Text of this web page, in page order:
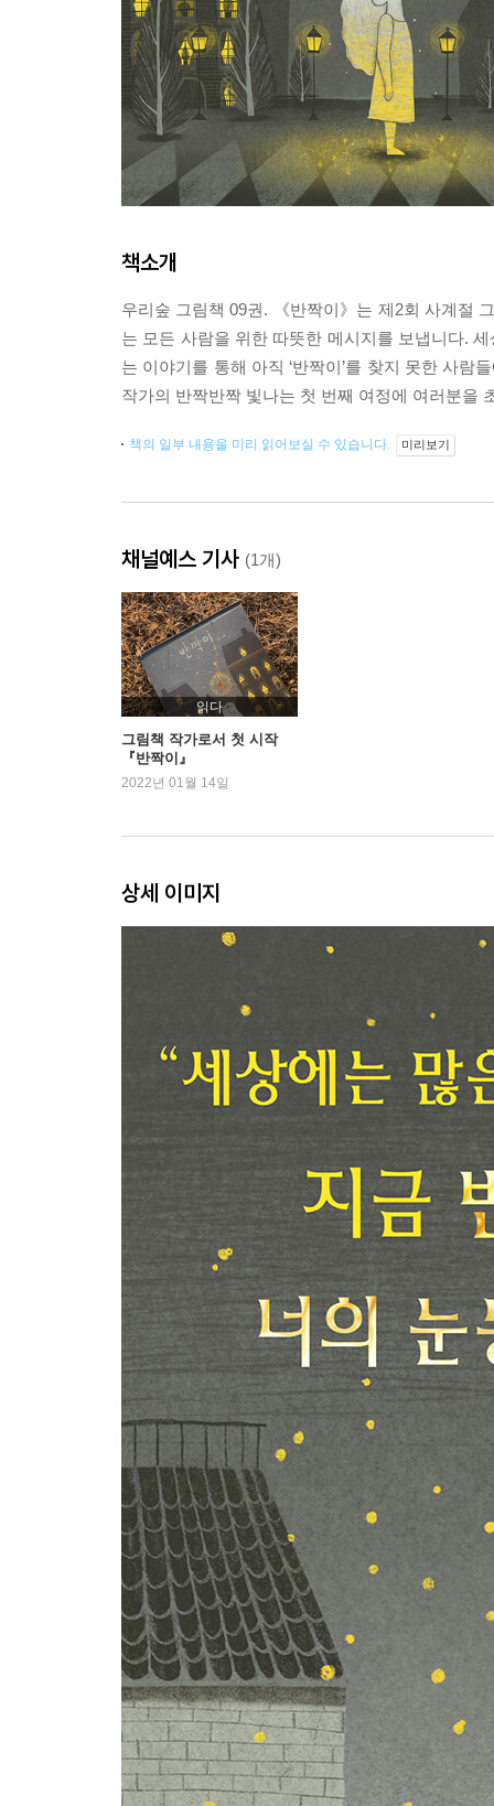
책소개
우리숲 그림책 09권. 《반짝이》는 제2회 사계절
는 모든 사람을 위한 따뜻한 메시지를 보냅니다.
는 이야기를 통해 아직 ‘반짝이’를 찾지 못한 사
작가의 반짝반짝 빛나는 첫 번째 여정에 여러분을
책의 일부 내용을 미리 읽어보실 수 있습니다. 미리보기
채널예스 기사 (1개)
읽다
그림책 작가로서 첫 시작
『반짝이』
2022년 01월 14일
상세 이미지